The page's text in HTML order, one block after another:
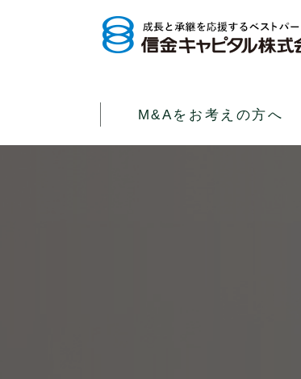
M&Aをお考えの方へ